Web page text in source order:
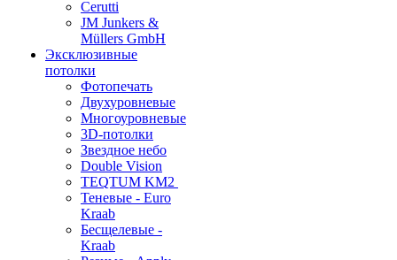
Cerutti
JM Junkers &
Müllers GmbH
Эксклюзивные
потолки
Фотопечать
Двухуровневые
Многоуровневые
3D-потолки
Звездное небо
Double Vision
TEQTUM KM2
Теневые - Euro
Kraab
Бесщелевые -
Kraab